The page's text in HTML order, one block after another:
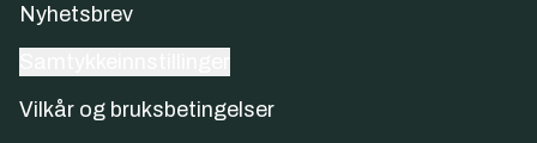
Nyhetsbrev
Vilkår og bruksbetingelser